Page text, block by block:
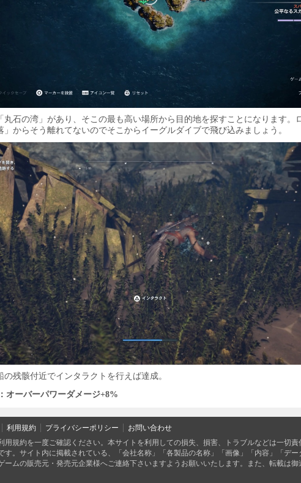
丸石の湾」があり、そこの最も高い場所から目的地を探すことになります。
」からそう離れてないのでそこからイーグルダイブで飛び込みましょう。
の残骸付近でインタラクトを行えば達成。
オーバーパワーダメージ+8%
利用規約 プライバシーポリシー
お問い合わせ
用規約を一度ご確認ください。本サイトを利用しての損失、損害、トラブルなどは一切
す。サイト内に掲載されている、「会社名称」「各製品の名称」「画像」「内容」「デ
ームの販売元・発売元企業様へご連絡下さいますようお願いいたします。また、転載は御